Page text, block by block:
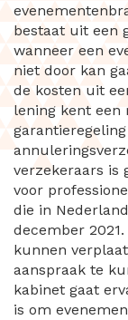
bestaat uit een
wanneer een
niet door kan
de kosten uit
lening kent een
verzekeraars is
voor
die in
december
kunnen
aanspraak te
kabinet gaat
is om